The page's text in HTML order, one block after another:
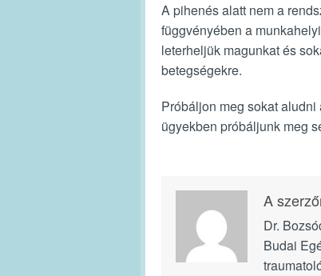
A pihenés alatt nem a
függvényében a
leterheljük magunkat és
betegségekre.
Próbáljon meg sokat
ügyekben próbáljunk meg
A
Dr.
Budai